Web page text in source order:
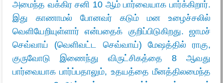
அமைந்த வக்கிர சனி 10 ஆம் பார்வையாக பார்க்கிறார்.
இது காணாமல் போனவர் கடும் மன உழைச்சலில்
வெளியேறியுள்ளார் என்பதைக் குறிப்பிடுகிறது. ஜாமச்
செவ்வாய் (வெளிவட்ட செவ்வாய்) மேஷத்தில் ராகு,
குருவோடு இணைந்து விருட்சிகத்தை 8 ஆவது
பார்வையாக பார்ப்பதாலும், உதயத்தை மீனத்திலமைந்த